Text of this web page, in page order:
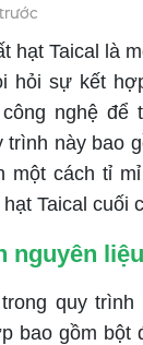
hạt Taical là
hỏi sự kết
nghệ để
trình này bao
một cách tỉ
Taical cuối
nguyên liệu
quy trình
bao gồm bột